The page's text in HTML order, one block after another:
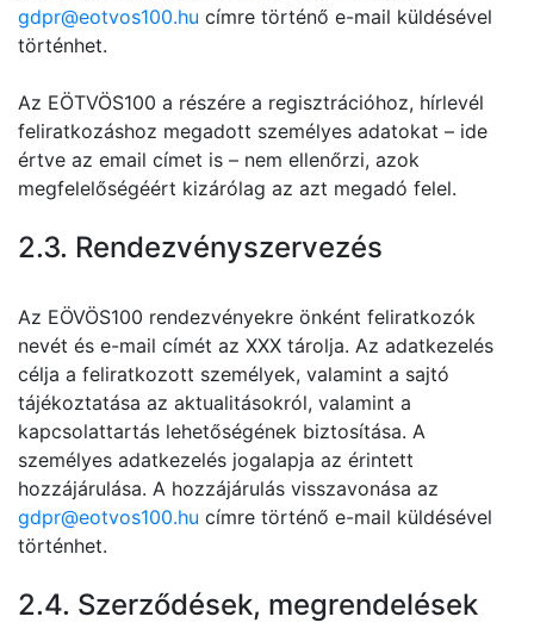
gdpr@eotvos100.hu címre történő e-mail küldésével
történhet.
Az EÖTVÖS100 a részére a regisztrációhoz, hírlevél
feliratkozáshoz megadott személyes adatokat – ide
értve az email címet is – nem ellenőrzi, azok
megfelelőségéért kizárólag az azt megadó felel.
2.3. Rendezvényszervezés
Az EÖVÖS100 rendezvényekre önként feliratkozók
nevét és e-mail címét az XXX tárolja. Az adatkezelés
célja a feliratkozott személyek, valamint a sajtó
tájékoztatása az aktualitásokról, valamint a
kapcsolattartás lehetőségének biztosítása. A
személyes adatkezelés jogalapja az érintett
hozzájárulása. A hozzájárulás visszavonása az
gdpr@eotvos100.hu címre történő e-mail küldésével
történhet.
2.4. Szerződések, megrendelések